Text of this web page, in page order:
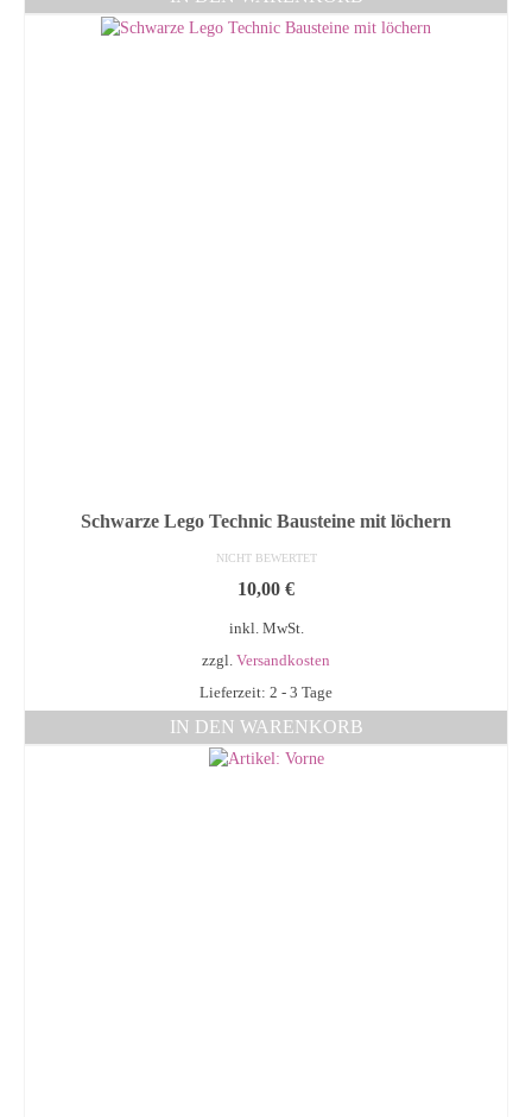
Schwarze Lego Technic Bausteine mit löchern
NICHT BEWERTET
10,00 €
inkl. MwSt.
zzgl. Versandkosten
Lieferzeit: 2 - 3 Tage
IN DEN WARENKORB